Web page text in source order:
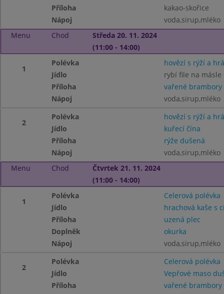
Příloha
kakao-skořice
Nápoj
voda,sirup,mléko
Menu
Chod
Středa 20. 11. 2024
(11:00 - 14:00)
1
Polévka
hovězí s rýží a
Jídlo
rybí file na másle
Příloha
vařené brambory
Nápoj
voda,sirup,mléko
2
Polévka
hovězí s rýží a
Jídlo
kuřecí čína
Příloha
rýže dušená
Nápoj
voda,sirup,mléko
Menu
Chod
Čtvrtek 21. 11. 2024
(11:00 - 14:00)
1
Polévka
Celerová polévka
Jídlo
hrachová kaše s
Příloha
uzená plec
Doplněk
okurka
Nápoj
voda,sirup,mléko
2
Polévka
Celerová polévka
Jídlo
Vepřové maso
Příloha
vařené brambory